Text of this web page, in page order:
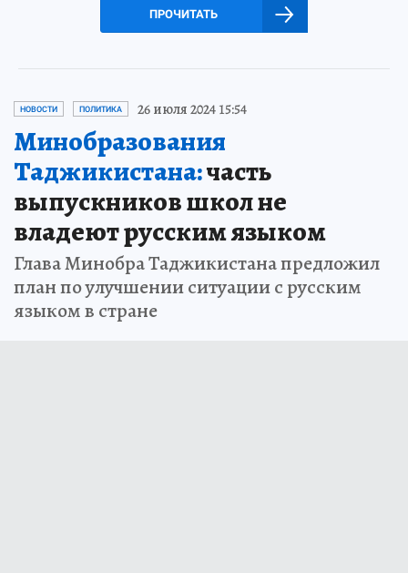
ПРОЧИТАТЬ
НОВОСТИ ПОЛИТИКА 26 июля 2024 15:54
Минобразования
Таджикистана:часть
выпускников школ не
владеют русским языком
Глава Минобра Таджикистана предложил
план по улучшении ситуации с русским
языком в стране